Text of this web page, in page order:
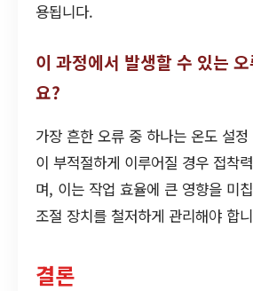
용됩니다.
이 과정에서 발생할 수 있는
요?
가장 흔한 오류 중 하나는 온도 설
이 부적절하게 이루어질 경우 접착
며, 이는 작업 효율에 큰 영향을 미
조절 장치를 철저하게 관리해야 합
결론